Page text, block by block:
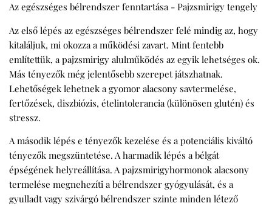
Az egészséges bélrendszer fenntartása - Pajzsmirigy tengely
Az első lépés az egészséges bélrendszer felé mindig az, hogy
kitaláljuk, mi okozza a működési zavart. Mint fentebb
említettük, a pajzsmirigy alulműködés az egyik lehetséges ok.
Más tényezők még jelentősebb szerepet játszhatnak.
Lehetőségek lehetnek a gyomor alacsony savtermelése,
fertőzések, diszbiózis, ételintolerancia (különösen glutén) és
stressz.
A második lépés e tényezők kezelése és a potenciális kiváltó
tényezők megszüntetése. A harmadik lépés a bélgát
épségének helyreállítása. A pajzsmirigyhormonok alacsony
termelése megnehezíti a bélrendszer gyógyulását, és a
gyulladt vagy szivárgó bélrendszer szinte minden létező